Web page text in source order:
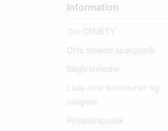
Information
Om CEMETY
Ofte stillede spørgsmål
Begivenheder
Liste over kommuner og
brugere
Privatlivspolitik